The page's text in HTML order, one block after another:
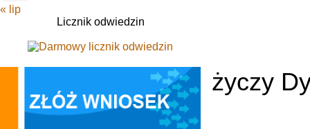
życzy
« lip
Licznik odwiedzin